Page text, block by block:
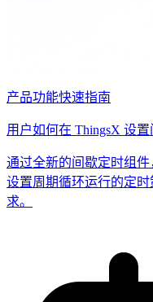
产品功能快速指南
用户如何在 ThingsX 设置
通过全新的间歇定时组
设置周期循环运行的定
求。